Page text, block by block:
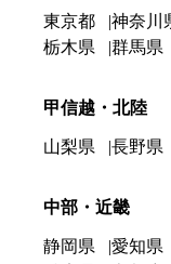
東京都 神奈川
栃木県
群馬県
甲信越・北陸
山梨県 長野県
中部・近畿
静岡県 愛知県